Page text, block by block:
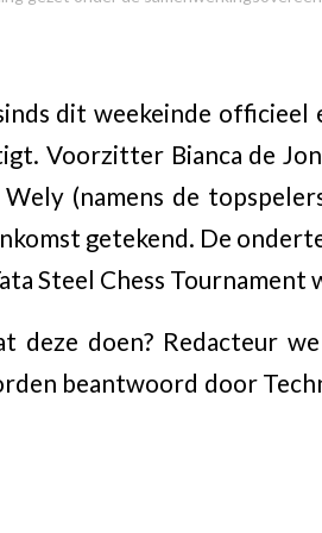
dit weekeinde officieel
Voorzitter Bianca de
(namens de
getekend. De
Steel Chess Tournament
deze doen? Redacteur
beantwoord door